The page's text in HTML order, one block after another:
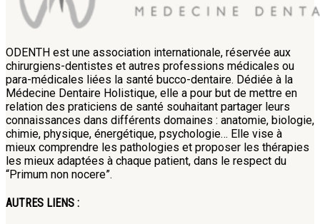
ODENTH est une association internationale, réservée aux
chirurgiens-dentistes et autres professions médicales ou
para-médicales liées la santé bucco-dentaire. Dédiée à la
Médecine Dentaire Holistique, elle a pour but de mettre en
relation des praticiens de santé souhaitant partager leurs
connaissances dans différents domaines : anatomie, biologie,
chimie, physique, énergétique, psychologie… Elle vise à
mieux comprendre les pathologies et proposer les thérapies
les mieux adaptées à chaque patient, dans le respect du
“Primum non nocere”.
AUTRES LIENS :